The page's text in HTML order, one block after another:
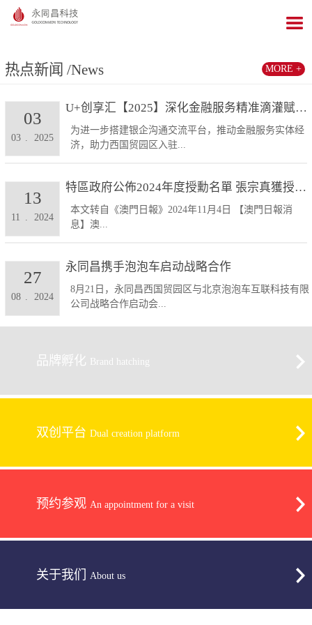
热点新闻 /News
U+创享汇【2025】深化金融服务精准滴灌赋能发展...
为进一步搭建银企沟通交流平台，推动金融服务实体经
济，助力西国贸园区入驻...
03 2025
03
特區政府公佈2024年度授勳名單 張宗真獲授予專業...
本文转自《澳門日報》2024年11月4日 【澳門日報消
息】澳...
11 2024
13
永同昌携手泡泡车启动战略合作
8月21日，永同昌西国贸园区与北京泡泡车互联科技有限
公司战略合作启动会...
08 . 2024
27
MORE +
品牌孵化 Brand hatching
双创平台 Dual creation platform
预约参观 An appointment for a visit
关于我们 About us